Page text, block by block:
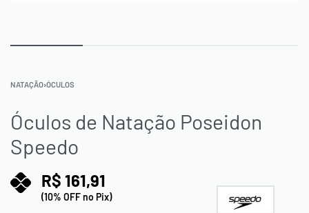
NATAÇÃO›ÓCULOS
Óculos de Natação Poseidon
Speedo
R$ 161,91
(10% OFF no Pix)